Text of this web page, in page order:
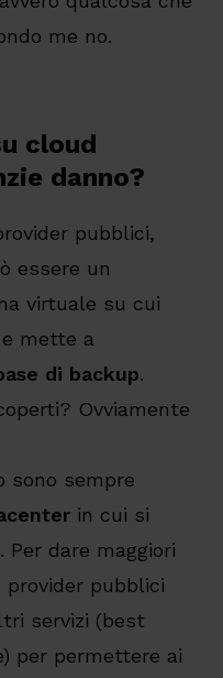
me no.
cloud
danno?
pubblici,
essere un
virtuale su cui
mette a
di backup.
Ovviamente
sono sempre
in cui si
dare maggiori
pubblici
servizi (best
per permettere ai